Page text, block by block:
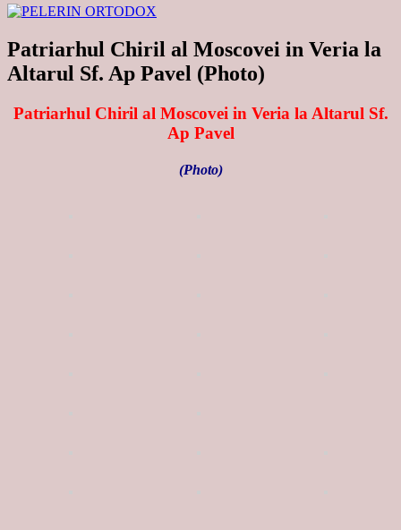
Patriarhul Chiril al Moscovei in Veria la
Altarul Sf. Ap Pavel (Photo)
Patriarhul Chiril al Moscovei in Veria la Altarul Sf.
Ap Pavel
(Photo)